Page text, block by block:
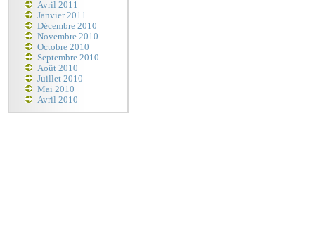
Avril 2011
Janvier 2011
Décembre 2010
Novembre 2010
Octobre 2010
Septembre 2010
Août 2010
Juillet 2010
Mai 2010
Avril 2010